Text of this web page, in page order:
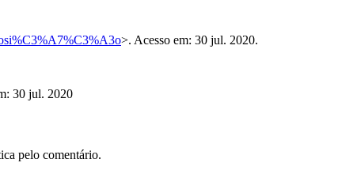
>. Acesso em: 30 jul. 2020.
30 jul. 2020
pelo comentário.